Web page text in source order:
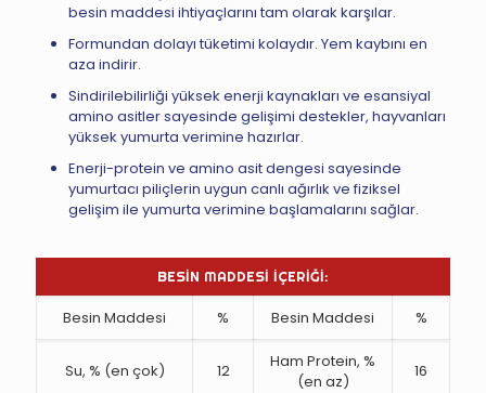
besin maddesi ihtiyaçlarını tam olarak karşılar.
Formundan dolayı tüketimi kolaydır. Yem kaybını en
aza indirir.
Sindirilebilirliği yüksek enerji kaynakları ve esansiyal
amino asitler sayesinde gelişimi destekler, hayvanları
yüksek yumurta verimine hazırlar.
Enerji-protein ve amino asit dengesi sayesinde
yumurtacı piliçlerin uygun canlı ağırlık ve fiziksel
gelişim ile yumurta verimine başlamalarını sağlar.
BESİN MADDESİ İÇERİĞİ:
Besin Maddesi % Besin Maddesi %
Su, % (en çok) 12
Ham Protein, %
(en az)
16